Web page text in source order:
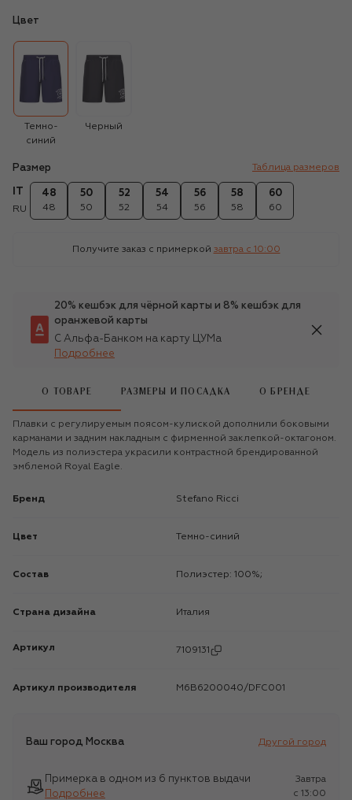
Цвет
Темно-
синий
Черный
Размер Таблица размеров
RU
48
48
50
50
52
52
54
54
56
56
58
58
60
60
Получите заказ с примеркой завтра c 10:00
20% кешбэк для чёрной карты и 8% кешбэк для
оранжевой карты
С Альфа-Банком на карту ЦУМа
Подробнее
О ТОВАРЕ РАЗМЕРЫ И ПОСАДКА О БРЕНДЕ
Плавки с регулируемым поясом-кулиской дополнили боковыми
карманами и задним накладным с фирменной заклепкой-октагоном.
Модель из полиэстера украсили контрастной брендированной
эмблемой Royal Eagle.
Бренд Stefano Ricci
Цвет Темно-синий
Состав Полиэстер: 100%;
Страна дизайна Италия
Артикул 7109131
Артикул производителя M6B6200040/DFC001
Ваш город Москва Другой город
Примерка в одном из 6 пунктов выдачи
Подробнее
Завтра
c 13:00